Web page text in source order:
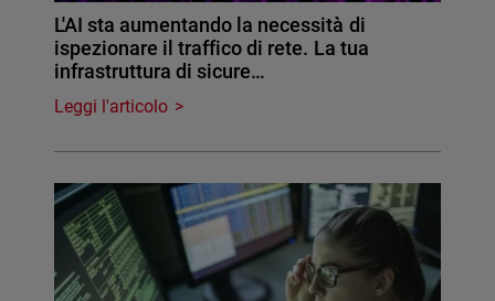
L'AI sta aumentando la necessità di
ispezionare il traffico di rete. La tua
infrastruttura di sicure…
Leggi l'articolo